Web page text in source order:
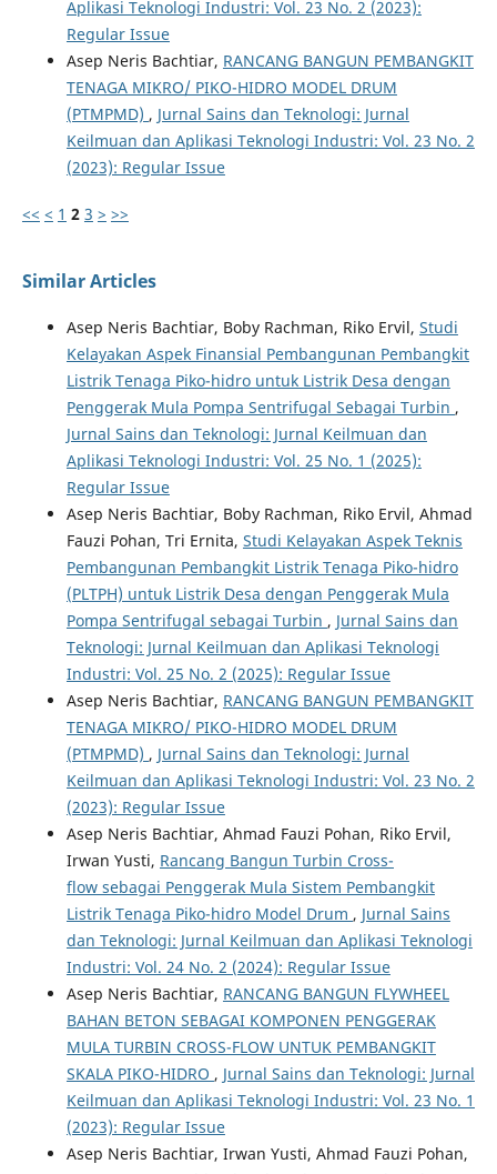
Aplikasi Teknologi Industri: Vol. 23 No. 2 (2023):
Regular Issue
Asep Neris Bachtiar, RANCANG BANGUN PEMBANGKIT
TENAGA MIKRO/ PIKO-HIDRO MODEL DRUM
(PTMPMD) , Jurnal Sains dan Teknologi: Jurnal
Keilmuan dan Aplikasi Teknologi Industri: Vol. 23 No. 2
(2023): Regular Issue
<< < 1 2 3 > >>
Similar Articles
Asep Neris Bachtiar, Boby Rachman, Riko Ervil, Studi
Kelayakan Aspek Finansial Pembangunan Pembangkit
Listrik Tenaga Piko-hidro untuk Listrik Desa dengan
Penggerak Mula Pompa Sentrifugal Sebagai Turbin ,
Jurnal Sains dan Teknologi: Jurnal Keilmuan dan
Aplikasi Teknologi Industri: Vol. 25 No. 1 (2025):
Regular Issue
Asep Neris Bachtiar, Boby Rachman, Riko Ervil, Ahmad
Fauzi Pohan, Tri Ernita, Studi Kelayakan Aspek Teknis
Pembangunan Pembangkit Listrik Tenaga Piko-hidro
(PLTPH) untuk Listrik Desa dengan Penggerak Mula
Pompa Sentrifugal sebagai Turbin , Jurnal Sains dan
Teknologi: Jurnal Keilmuan dan Aplikasi Teknologi
Industri: Vol. 25 No. 2 (2025): Regular Issue
Asep Neris Bachtiar, RANCANG BANGUN PEMBANGKIT
TENAGA MIKRO/ PIKO-HIDRO MODEL DRUM
(PTMPMD) , Jurnal Sains dan Teknologi: Jurnal
Keilmuan dan Aplikasi Teknologi Industri: Vol. 23 No. 2
(2023): Regular Issue
Asep Neris Bachtiar, Ahmad Fauzi Pohan, Riko Ervil,
Irwan Yusti, Rancang Bangun Turbin Cross-
flow sebagai Penggerak Mula Sistem Pembangkit
Listrik Tenaga Piko-hidro Model Drum , Jurnal Sains
dan Teknologi: Jurnal Keilmuan dan Aplikasi Teknologi
Industri: Vol. 24 No. 2 (2024): Regular Issue
Asep Neris Bachtiar, RANCANG BANGUN FLYWHEEL
BAHAN BETON SEBAGAI KOMPONEN PENGGERAK
MULA TURBIN CROSS-FLOW UNTUK PEMBANGKIT
SKALA PIKO-HIDRO , Jurnal Sains dan Teknologi: Jurnal
Keilmuan dan Aplikasi Teknologi Industri: Vol. 23 No. 1
(2023): Regular Issue
Asep Neris Bachtiar, Irwan Yusti, Ahmad Fauzi Pohan,